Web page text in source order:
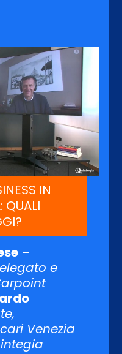
IN
QUALI
–
e
Venezia